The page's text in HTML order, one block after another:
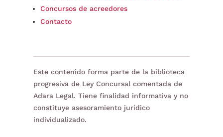
Concursos de acreedores
Contacto
Este contenido forma parte de la biblioteca
progresiva de Ley Concursal comentada de
Adara Legal. Tiene finalidad informativa y no
constituye asesoramiento jurídico
individualizado.